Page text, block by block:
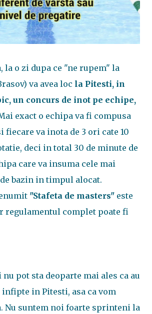
la o zi dupa ce "ne rupem" la
va avea loc la Pitesti, in
un concurs de inot pe echipe,
exact o echipa va fi compusa
fiecare va inota de 3 ori cate 10
deci in total 30 de minute de
care va insuma cele mai
bazin in timpul alocat.
"Stafeta de masters" este
regulamentul complet poate fi
pot sta deoparte mai ales ca au
in Pitesti, asa ca vom
Nu suntem noi foarte sprinteni la